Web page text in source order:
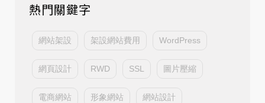
熱門關鍵字
網站架設 架設網站費用 WordPress
網頁設計 RWD SSL 圖片壓縮
電商網站 形象網站 網站設計